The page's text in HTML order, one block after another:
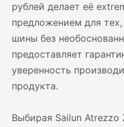
рублей делает её
предложением для
шины без
предоставляет
уверенность
продукта.
Выбирая Sailun Atrezzo